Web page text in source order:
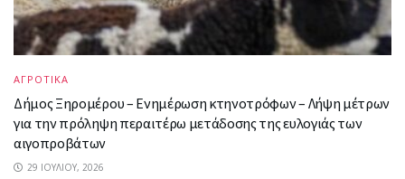
ΑΓΡΟΤΙΚΑ
Δήμος Ξηρομέρου – Ενημέρωση κτηνοτρόφων – Λήψη μέτρων
για την πρόληψη περαιτέρω μετάδοσης της ευλογιάς των
αιγοπροβάτων
29 ΙΟΥΛΊΟΥ, 2026